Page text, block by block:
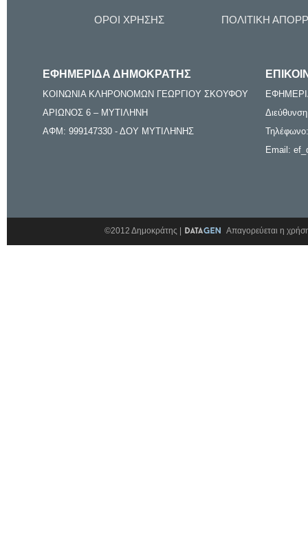
ΟΡΟΙ ΧΡΗΣΗΣ ΠΟΛΙΤΙΚΗ
ΕΦΗΜΕΡΙΔΑ ΔΗΜΟΚΡΑΤΗΣ
ΚΟΙΝΩΝΙΑ ΚΛΗΡΟΝΟΜΩΝ ΓΕΩΡΓΙΟΥ ΣΚΟΥΦΟΥ
ΑΡΙΩΝΟΣ 6 – ΜΥΤΙΛΗΝΗ
ΑΦΜ: 999147330 - ΔΟΥ ΜΥΤΙΛΗΝΗΣ
Email:
©2012 Δημοκράτης | Απαγορεύεται η